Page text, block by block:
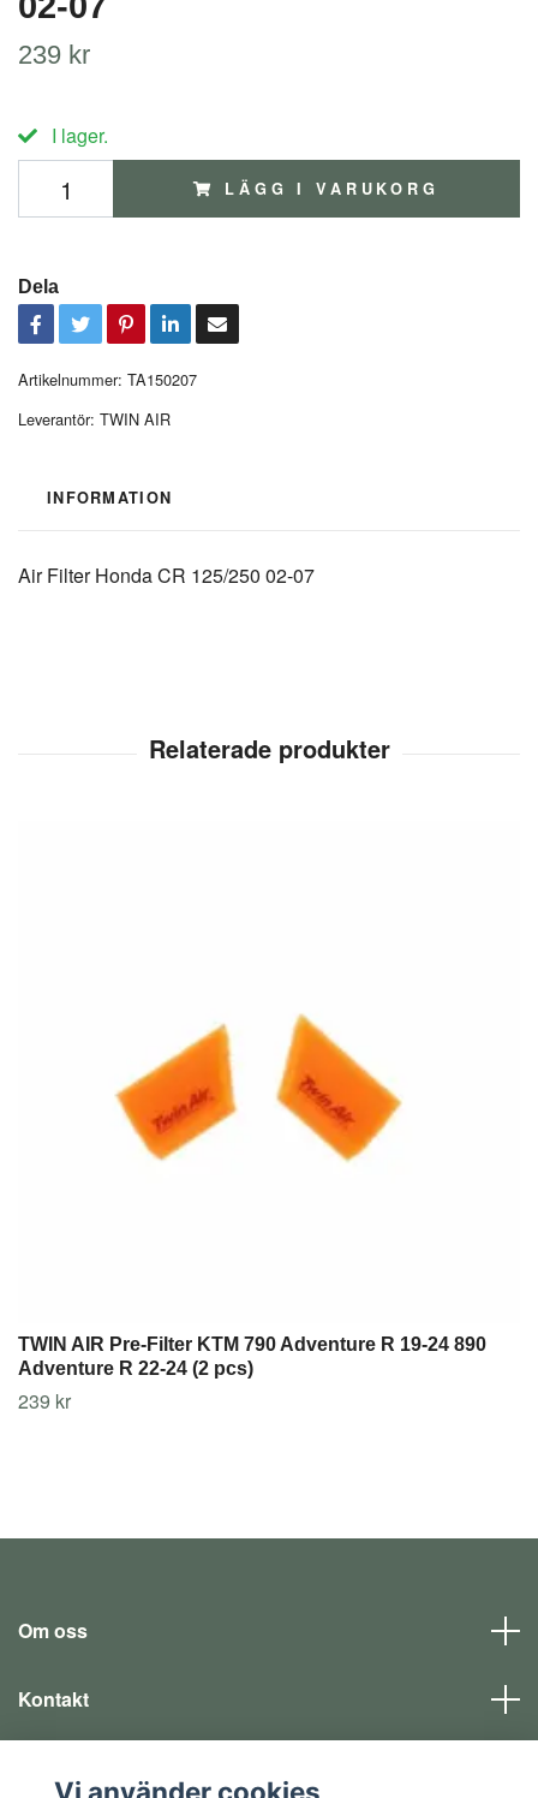
239 kr
I lager.
LÄGG I VARUKORG
Dela
Artikelnummer: TA150207
Leverantör: TWIN AIR
INFORMATION
Air Filter Honda CR 125/250 02-07
TWIN AIR Pre-Filter KTM 790 Adventure R 19-24 890
Adventure R 22-24 (2 pcs)
239 kr
Om oss
Kontakt